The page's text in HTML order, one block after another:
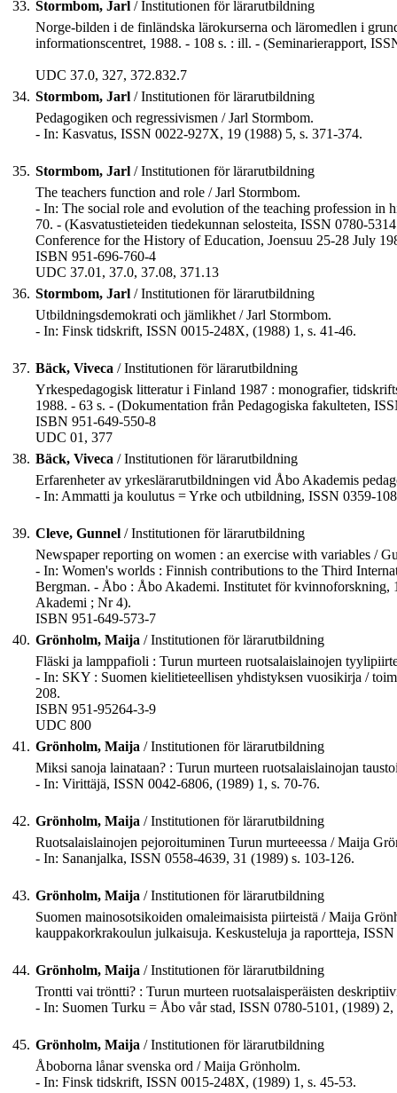
33. Stormbom, Jarl / Institutionen för lärarutbildning
Norge-bilden i de finländska lärokurserna och läromedlen i
informationscentret, 1988. - 108 s. : ill. - (Seminarierapport,
UDC 37.0, 327, 372.832.7
34. Stormbom, Jarl / Institutionen för lärarutbildning
Pedagogiken och regressivismen / Jarl Stormbom.
- In: Kasvatus, ISSN 0022-927X, 19 (1988) 5, s. 371-374.
35. Stormbom, Jarl / Institutionen för lärarutbildning
The teachers function and role / Jarl Stormbom.
- In: The social role and evolution of the teaching profession in
70. - (Kasvatustieteiden tiedekunnan selosteita, ISSN 0780-
Conference for the History of Education, Joensuu 25-28 July
ISBN 951-696-760-4
UDC 37.01, 37.0, 37.08, 371.13
36. Stormbom, Jarl / Institutionen för lärarutbildning
Utbildningsdemokrati och jämlikhet / Jarl Stormbom.
- In: Finsk tidskrift, ISSN 0015-248X, (1988) 1, s. 41-46.
37. Bäck, Viveca / Institutionen för lärarutbildning
Yrkespedagogisk litteratur i Finland 1987 : monografier,
1988. - 63 s. - (Dokumentation från Pedagogiska fakulteten,
ISBN 951-649-550-8
UDC 01, 377
38. Bäck, Viveca / Institutionen för lärarutbildning
Erfarenheter av yrkeslärarutbildningen vid Åbo Akademis
- In: Ammatti ja koulutus = Yrke och utbildning, ISSN 0359-
39. Cleve, Gunnel / Institutionen för lärarutbildning
Newspaper reporting on women : an exercise with variables /
- In: Women's worlds : Finnish contributions to the Third
Bergman. - Åbo : Åbo Akademi. Institutet för
Akademi ; Nr 4).
ISBN 951-649-573-7
40. Grönholm, Maija / Institutionen för lärarutbildning
Fläski ja lamppafioli : Turun murteen ruotsalaislainojen
- In: SKY : Suomen kielitieteellisen yhdistyksen vuosikirja /
208.
ISBN 951-95264-3-9
UDC 800
41. Grönholm, Maija / Institutionen för lärarutbildning
Miksi sanoja lainataan? : Turun murteen ruotsalaislainojan
- In: Virittäjä, ISSN 0042-6806, (1989) 1, s. 70-76.
42. Grönholm, Maija / Institutionen för lärarutbildning
Ruotsalaislainojen pejoroituminen Turun murteeessa / Maija
- In: Sananjalka, ISSN 0558-4639, 31 (1989) s. 103-126.
43. Grönholm, Maija / Institutionen för lärarutbildning
Suomen mainosotsikoiden omaleimaisista piirteistä / Maija
kauppakorkrakoulun julkaisuja. Keskusteluja ja raportteja,
44. Grönholm, Maija / Institutionen för lärarutbildning
Trontti vai tröntti? : Turun murteen ruotsalaisperäisten
- In: Suomen Turku = Åbo vår stad, ISSN 0780-5101, (1989) 2,
45. Grönholm, Maija / Institutionen för lärarutbildning
Åboborna lånar svenska ord / Maija Grönholm.
- In: Finsk tidskrift, ISSN 0015-248X, (1989) 1, s. 45-53.